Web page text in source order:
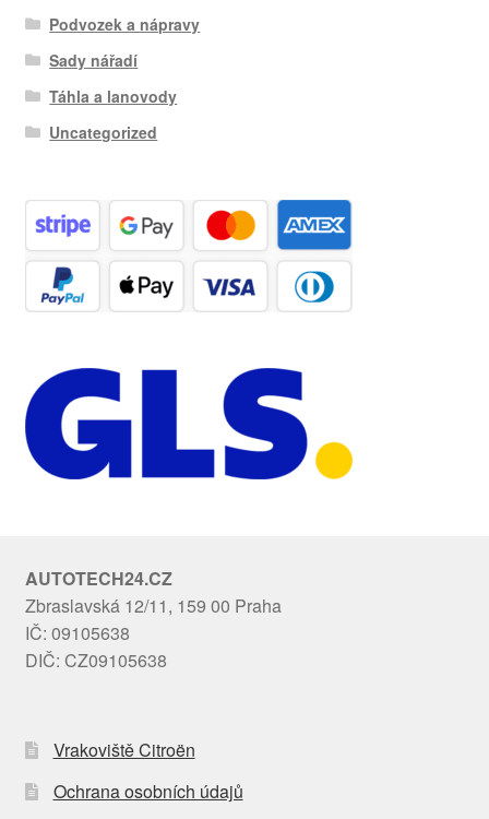
Podvozek a nápravy
Sady nářadí
Táhla a lanovody
Uncategorized
AUTOTECH24.CZ
Zbraslavská 12/11, 159 00 Praha
IČ: 09105638
DIČ: CZ09105638
Vrakoviště Citroën
Ochrana osobních údajů